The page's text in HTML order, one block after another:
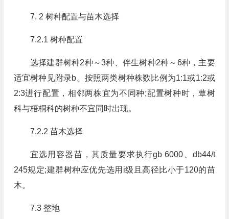
7. 2 树种配置与苗木选择
7.2.1 树种配置
选择建群树种2种～3种、伴生树种2种～6种，主要
适宜树种见附录b。按照两类树种株数比例为1:1或1:2或
2:3进行配置，相邻两株宜为不同种;配置树种时，蕈树
科与梧桐科的树种不宜同时出现。
7.2.2 苗木选择
宜选用容器苗，其质量要求执行gb 6000、db44/t
245规定;建群树种应优先选用i级且高径比小于120的苗
木。
7.3 整地